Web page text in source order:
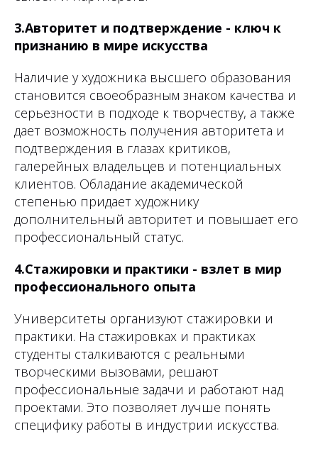
3.Авторитет и подтверждение - ключ к
признанию в мире искусства
Наличие у художника высшего образования
становится своеобразным знаком качества и
серьезности в подходе к творчеству, а также
дает возможность получения авторитета и
подтверждения в глазах критиков,
галерейных владельцев и потенциальных
клиентов. Обладание академической
степенью придает художнику
дополнительный авторитет и повышает его
профессиональный статус.
4.Стажировки и практики - взлет в мир
профессионального опыта
Университеты организуют стажировки и
практики. На стажировках и практиках
студенты сталкиваются с реальными
творческими вызовами, решают
профессиональные задачи и работают над
проектами. Это позволяет лучше понять
специфику работы в индустрии искусства.